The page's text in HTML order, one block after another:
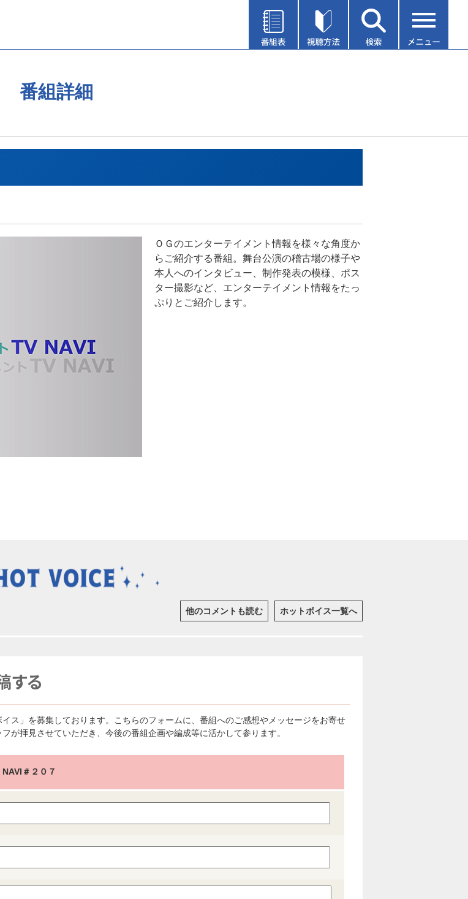
番組詳細
ＯＧのエンターテイメント情報を様々な角度か
らご紹介する番組。舞台公演の稽古場の様子や
本人へのインタビュー、制作発表の模様、ポス
ター撮影など、エンターテイメント情報をたっ
ぷりとご紹介します。
他のコメントも読む ホットボイス一覧へ
ス」を募集しております。こちらのフォームに、番組へのご感想やメッセージをお寄せ
が拝見させていただき、今後の番組企画や編成等に活かして参ります。
＃２０７